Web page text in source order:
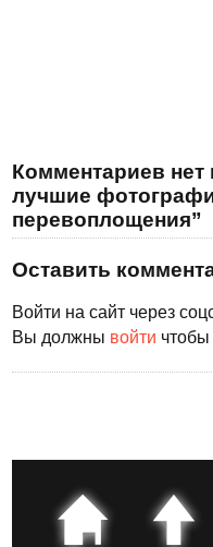
Комментариев нет
лучшие
перевоплощения”
Оставить
Войти на сайт через
Вы должны войти